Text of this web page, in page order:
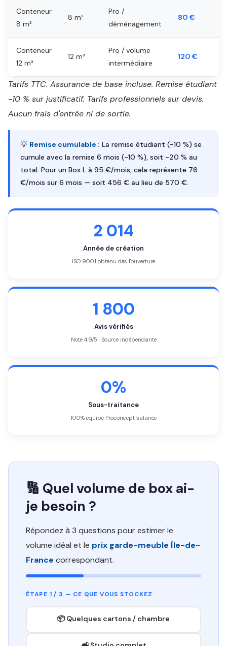
Conteneur
8 m³
8 m³
Pro /
déménagement
80 €
Conteneur
12 m³
12 m³
Pro / volume
intermédiaire
120 €
Tarifs TTC. Assurance de base incluse. Remise étudiant
-10 % sur justificatif. Tarifs professionnels sur devis.
Aucun frais d'entrée ni de sortie.
💡 Remise cumulable : La remise étudiant (-10 %) se
cumule avec la remise 6 mois (-10 %), soit -20 % au
total. Pour un Box L à 95 €/mois, cela représente 76
€/mois sur 6 mois — soit 456 € au lieu de 570 €.
2 014
Année de création
ISO 9001 obtenu dès l'ouverture
1 800
Avis vérifiés
Note 4.9/5 · Source indépendante
0%
Sous-traitance
100% équipe Proconcept salariée
🔢 Quel volume de box ai-
je besoin ?
Répondez à 3 questions pour estimer le
volume idéal et le prix garde-meuble Île-de-
France correspondant.
ÉTAPE 1 / 3 — CE QUE VOUS STOCKEZ
📦 Quelques cartons / chambre